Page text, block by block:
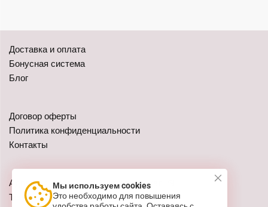
Доставка и оплата
Бонусная система
Блог
Договор оферты
Политика конфиденциальности
Контакты
Адреса: г. Казань, ул. Чистопольская 79
Телефон:+7 (962) 555-41-02
Мы используем cookies
Это необходимо для повышения